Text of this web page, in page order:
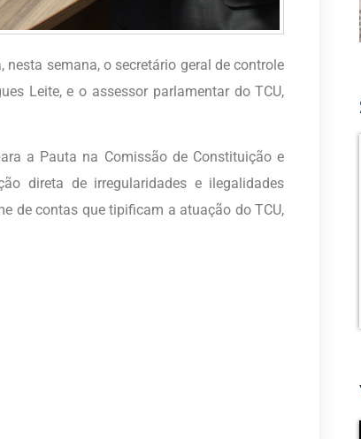
semana, o secretário geral de controle
Leite, e o assessor parlamentar do TCU,
a Pauta na Comissão de Constituição e
direta de irregularidades e ilegalidades
de contas que tipificam a atuação do TCU,